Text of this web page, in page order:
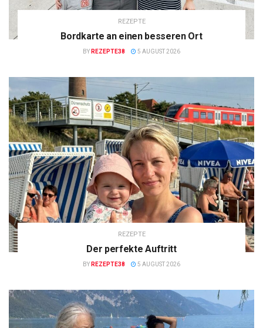
REZEPTE
Bordkarte an einen besseren Ort
BY REZEPTE38 5 AUGUST 2026
REZEPTE
Der perfekte Auftritt
BY REZEPTE38 5 AUGUST 2026